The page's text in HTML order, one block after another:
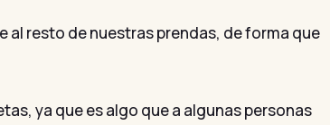
al resto de nuestras prendas, de forma que
ya que es algo que a algunas personas